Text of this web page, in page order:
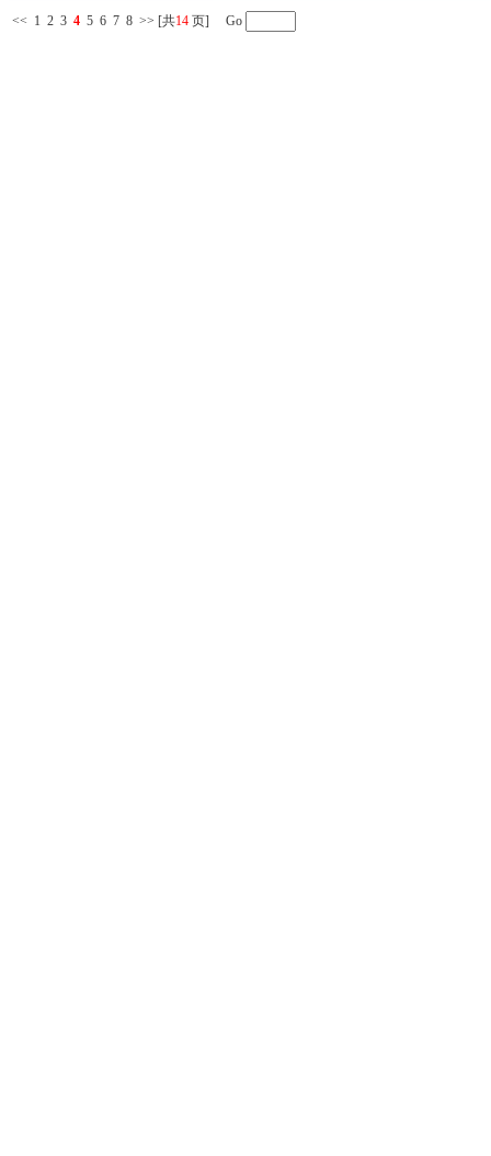
<< 1 2 3 4 5 6 7 8 >> [共14 页] Go